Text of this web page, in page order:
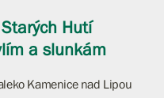
Hutí
a slunkám
Kamenice nad Lipou